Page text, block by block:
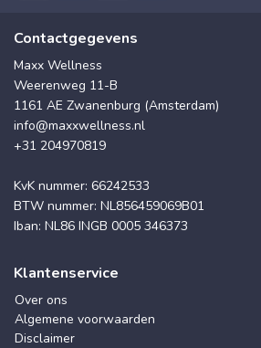
Contactgegevens
Maxx Wellness
Weerenweg 11-B
1161 AE Zwanenburg (Amsterdam)
info@maxxwellness.nl
+31 204970819
KvK nummer: 66242533
BTW nummer: NL856459069B01
Iban: NL86 INGB 0005 346373
Klantenservice
Over ons
Algemene voorwaarden
Disclaimer